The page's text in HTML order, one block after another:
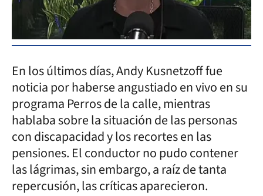
En los últimos días, Andy Kusnetzoff fue
noticia por haberse angustiado en vivo en su
programa Perros de la calle, mientras
hablaba sobre la situación de las personas
con discapacidad y los recortes en las
pensiones. El conductor no pudo contener
las lágrimas, sin embargo, a raíz de tanta
repercusión, las críticas aparecieron.